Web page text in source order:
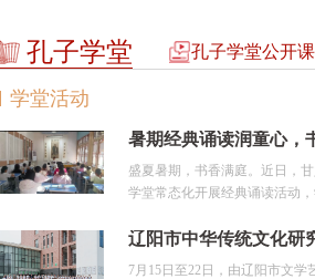
孔子学堂 孔子学堂公开课
学堂活动
盛夏暑期，书香满庭。近日，
学堂常态化开展经典诵读活动
7月15日至22日，由辽阳市文学